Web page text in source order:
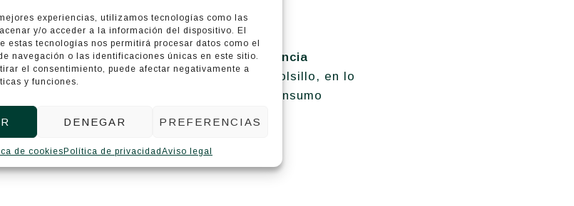
experiencias, utilizamos tecnologías como las
y/o acceder a la información del dispositivo. El
estas tecnologías nos permitirá procesar datos como el
navegación o las identificaciones únicas en este sitio.
el consentimiento, puede afectar negativamente a
y funciones.
DENEGAR PREFERENCIAS
de cookies Política de privacidad Aviso legal
disponer de la mayor calificación de eficiencia
en Aljafería Suites sea un ahorro para el bolsillo, en lo
luz se refiere, y, por lo tanto, un menor consumo